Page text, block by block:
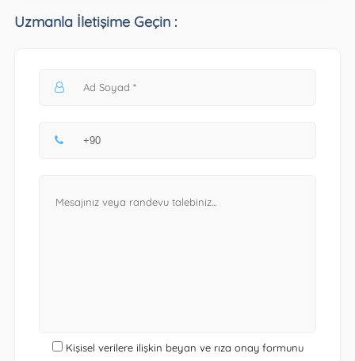
Uzmanla İletişime Geçin :
Kişisel verilere ilişkin beyan ve rıza onay formunu